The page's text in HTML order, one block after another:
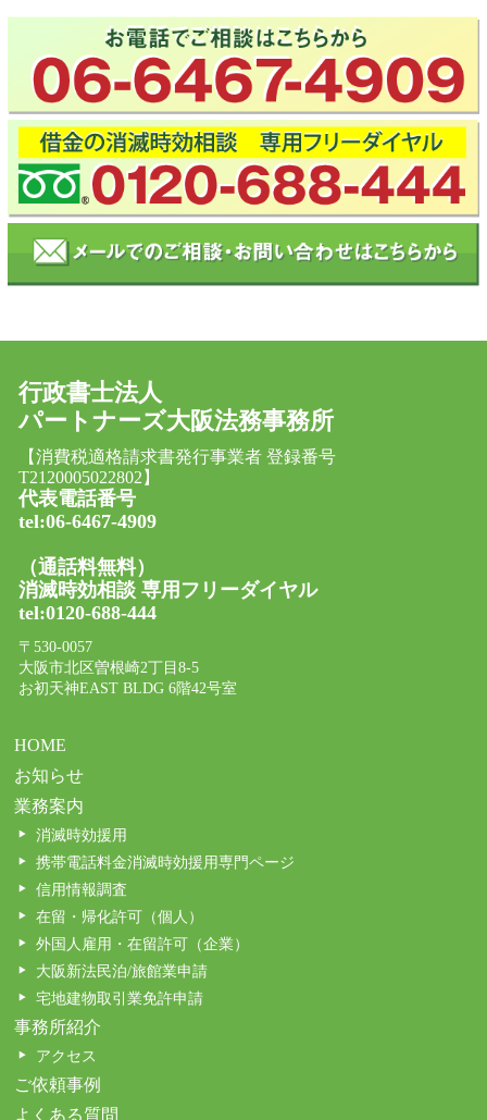
行政書士法人
パートナーズ大阪法務事務所
【消費税適格請求書発行事業者 登録番号
T2120005022802】
代表電話番号
tel:06-6467-4909
（通話料無料）
消滅時効相談 専用フリーダイヤル
tel:0120-688-444
〒530-0057
大阪市北区曽根崎2丁目8-5
お初天神EAST BLDG 6階42号室
HOME
お知らせ
業務案内
消滅時効援用
携帯電話料金消滅時効援用専門ページ
信用情報調査
在留・帰化許可（個人）
外国人雇用・在留許可（企業）
大阪新法民泊/旅館業申請
宅地建物取引業免許申請
事務所紹介
アクセス
ご依頼事例
よくある質問